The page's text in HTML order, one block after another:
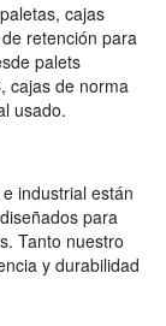
cajas
retención para
palets
cajas de norma
usado.
industrial están
para
Tanto nuestro
y durabilidad